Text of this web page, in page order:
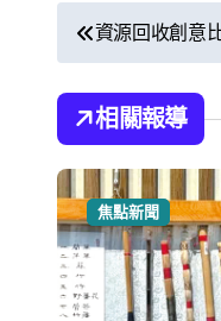
文
章
導
覽
資源回收創意
相關報導
焦點新聞